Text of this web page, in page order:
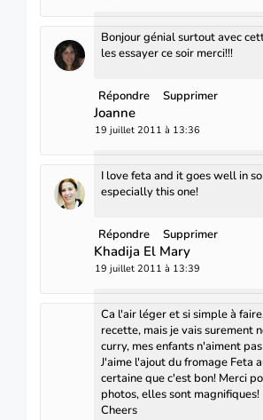
Bonjour génial surtout avec
les essayer ce soir merci!!!
Répondre Supprimer
Joanne
19 juillet 2011 à 13:36
I love feta and it goes well in
especially this one!
Répondre Supprimer
Khadija El Mary
19 juillet 2011 à 13:39
Ca l'air léger et si simple à
recette, mais je vais surement
curry, mes enfants n'aiment
J'aime l'ajout du fromage Feta
certaine que c'est bon! Merci
photos, elles sont magnifiques!
Cheers